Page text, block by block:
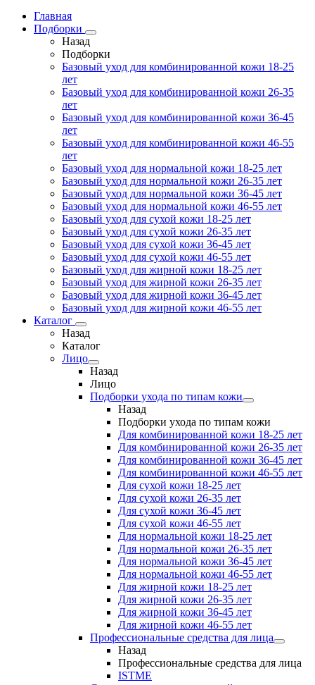
Главная
Подборки
Назад
Подборки
Базовый уход для комбинированной кожи 18-25
лет
Базовый уход для комбинированной кожи 26-35
лет
Базовый уход для комбинированной кожи 36-45
лет
Базовый уход для комбинированной кожи 46-55
лет
Базовый уход для нормальной кожи 18-25 лет
Базовый уход для нормальной кожи 26-35 лет
Базовый уход для нормальной кожи 36-45 лет
Базовый уход для нормальной кожи 46-55 лет
Базовый уход для сухой кожи 18-25 лет
Базовый уход для сухой кожи 26-35 лет
Базовый уход для сухой кожи 36-45 лет
Базовый уход для сухой кожи 46-55 лет
Базовый уход для жирной кожи 18-25 лет
Базовый уход для жирной кожи 26-35 лет
Базовый уход для жирной кожи 36-45 лет
Базовый уход для жирной кожи 46-55 лет
Каталог
Назад
Каталог
Лицо
Назад
Лицо
Подборки ухода по типам кожи
Назад
Подборки ухода по типам кожи
Для комбинированной кожи 18-25 лет
Для комбинированной кожи 26-35 лет
Для комбинированной кожи 36-45 лет
Для комбинированной кожи 46-55 лет
Для сухой кожи 18-25 лет
Для сухой кожи 26-35 лет
Для сухой кожи 36-45 лет
Для сухой кожи 46-55 лет
Для нормальной кожи 18-25 лет
Для нормальной кожи 26-35 лет
Для нормальной кожи 36-45 лет
Для нормальной кожи 46-55 лет
Для жирной кожи 18-25 лет
Для жирной кожи 26-35 лет
Для жирной кожи 36-45 лет
Для жирной кожи 46-55 лет
Профессиональные средства для лица
Назад
Профессиональные средства для лица
ISTME